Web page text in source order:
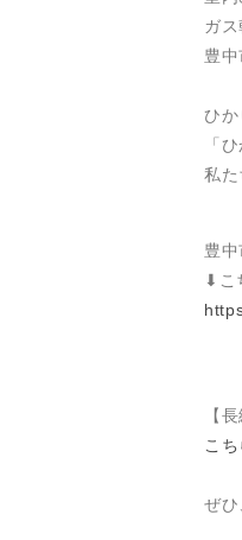
ガ
豊
ひ
「
私
豊
⬇︎こ
【
こ
ぜひ